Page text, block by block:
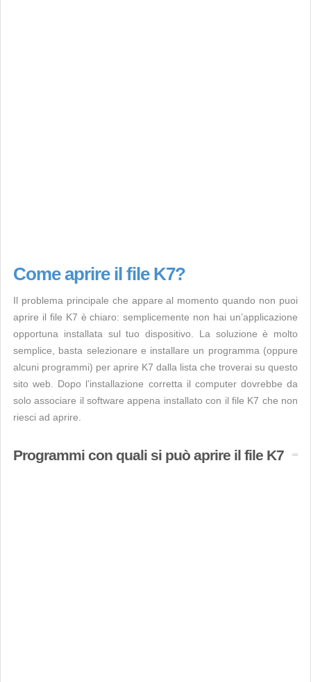
Come aprire il file K7?
Il problema principale che appare al momento quando non puoi
aprire il file K7 è chiaro: semplicemente non hai un’applicazione
opportuna installata sul tuo dispositivo. La soluzione è molto
semplice, basta selezionare e installare un programma (oppure
alcuni programmi) per aprire K7 dalla lista che troverai su questo
sito web. Dopo l’installazione corretta il computer dovrebbe da
solo associare il software appena installato con il file K7 che non
riesci ad aprire.
Programmi con quali si può aprire il file K7